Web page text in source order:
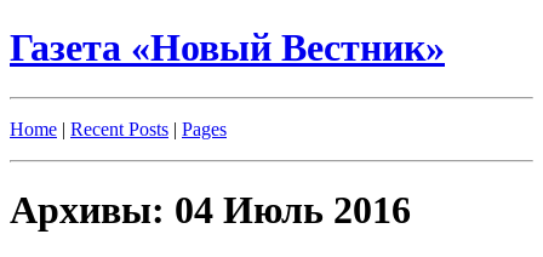
Газета «Новый Вестник»
Home | Recent Posts | Pages
Архивы: 04 Июль 2016